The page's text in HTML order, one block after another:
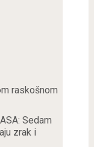
raskošnom
Sedam
zrak i